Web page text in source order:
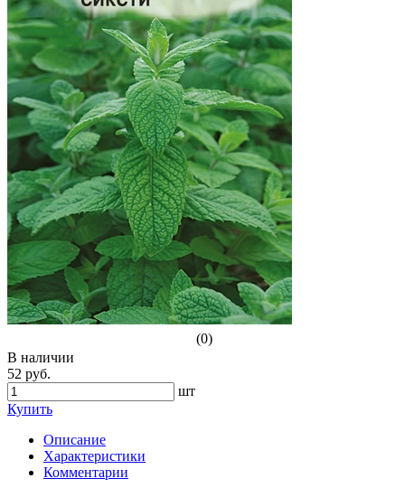
(0)
В наличии
52 руб.
шт
Купить
Описание
Характеристики
Комментарии